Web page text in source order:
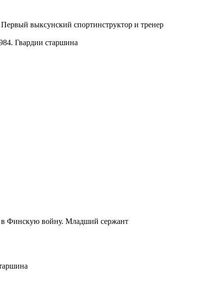
выксунский спортинструктор и тренер
Гвардии старшина
в Финскую войну. Младший сержант